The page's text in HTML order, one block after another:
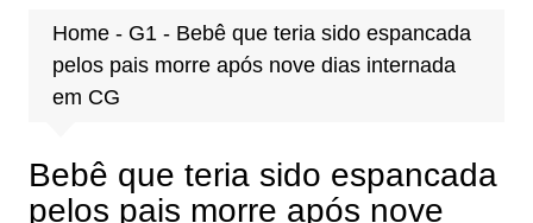
Home- G1 - Bebê que teria sido espancada
pelos pais morre após nove dias internada
em CG
Bebê que teria sido espancada
pelos pais morre após nove